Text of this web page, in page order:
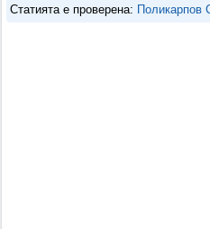
Статията е проверена: Поликарпов